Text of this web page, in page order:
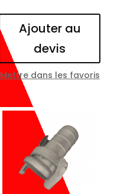
Ajouter au
devis
Mettre dans les favoris